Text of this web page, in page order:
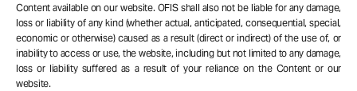
Content available on our website. OFIS shall also not be liable for any damage,
loss or liability of any kind (whether actual, anticipated, consequential, special,
economic or otherwise) caused as a result (direct or indirect) of the use of, or
inability to access or use, the website, including but not limited to any damage,
loss or liability suffered as a result of your reliance on the Content or our
website.